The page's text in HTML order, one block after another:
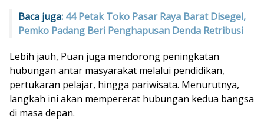
Baca juga: 44 Petak Toko Pasar Raya Barat Disegel,
Pemko Padang Beri Penghapusan Denda Retribusi
Lebih jauh, Puan juga mendorong peningkatan
hubungan antar masyarakat melalui pendidikan,
pertukaran pelajar, hingga pariwisata. Menurutnya,
langkah ini akan mempererat hubungan kedua bangsa
di masa depan.